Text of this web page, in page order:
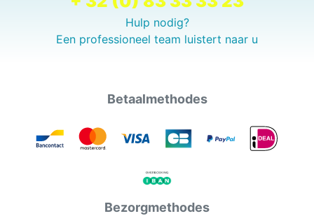
Hulp nodig?
Een professioneel team luistert naar u
Betaalmethodes
Bezorgmethodes